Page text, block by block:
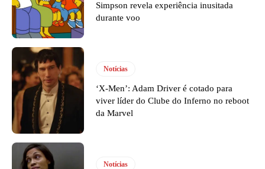
Simpson revela experiência inusitada
durante voo
Notícias
‘X-Men’: Adam Driver é cotado para
viver líder do Clube do Inferno no reboot
da Marvel
Notícias